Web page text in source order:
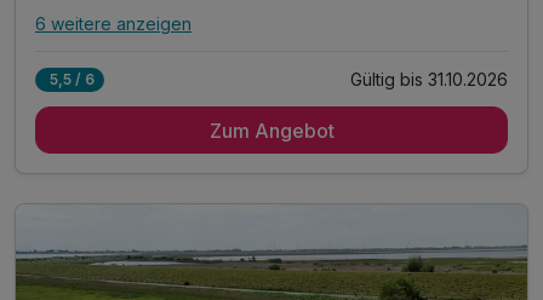
Alle Inklusivleistungen
6 x romantisches Frühstück im Wintergarten
1 x 15 € Gutschein für das KünstlerCafé in Husum
1 x Freigetränk in der hoteleigenen Friesenbar
6 weitere anzeigen
5,5 / 6 Gültig bis 31.10.2026
Zum Angebot